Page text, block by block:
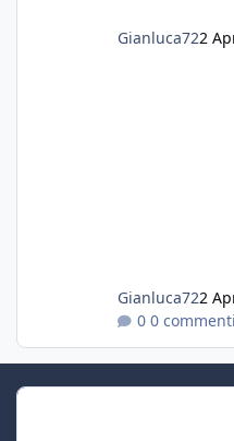
Gianluca722
Gianluca722
0 commenti